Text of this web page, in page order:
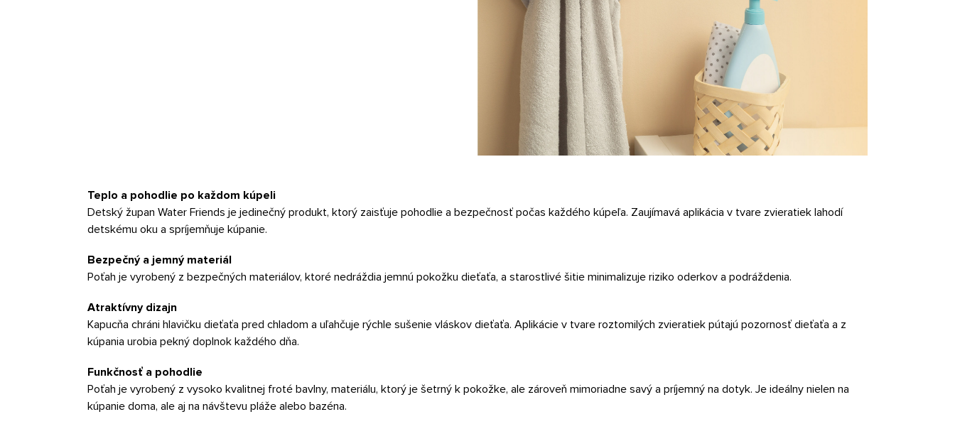
Teplo a pohodlie po každom kúpeli
Detský župan Water Friends je jedinečný produkt, ktorý zaisťuje pohodlie a bezpečnosť počas každého kúpeľa. Zaujímavá aplikácia v tvare zvieratiek lahodí
detskému oku a spríjemňuje kúpanie.
Bezpečný a jemný materiál
Poťah je vyrobený z bezpečných materiálov, ktoré nedráždia jemnú pokožku dieťaťa, a starostlivé šitie minimalizuje riziko oderkov a podráždenia.
Atraktívny dizajn
Kapucňa chráni hlavičku dieťaťa pred chladom a uľahčuje rýchle sušenie vláskov dieťaťa. Aplikácie v tvare roztomilých zvieratiek pútajú pozornosť dieťaťa a z
kúpania urobia pekný doplnok každého dňa.
Funkčnosť a pohodlie
Poťah je vyrobený z vysoko kvalitnej froté bavlny, materiálu, ktorý je šetrný k pokožke, ale zároveň mimoriadne savý a príjemný na dotyk. Je ideálny nielen na
kúpanie doma, ale aj na návštevu pláže alebo bazéna.